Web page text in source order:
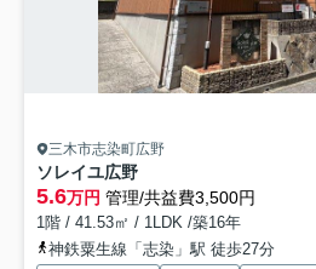
三木市志染町広野
ソレイユ広野
5.6万円 管理/共益費3,500円
1階 / 41.53㎡ / 1LDK /築16年
神鉄粟生線「志染」駅 徒歩27分